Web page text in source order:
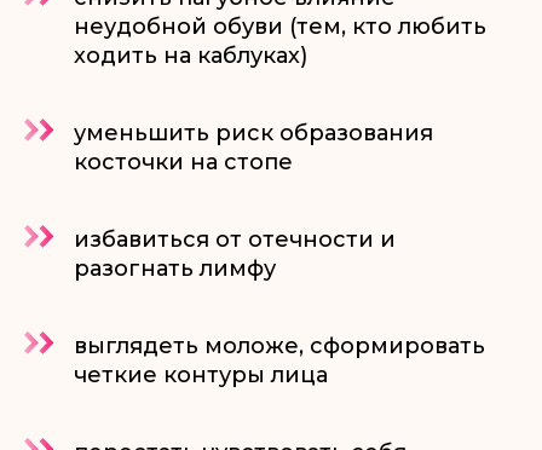
неудобной обуви (тем, кто любить
ходить на каблуках)
уменьшить риск образования
косточки на стопе
избавиться от отечности и
разогнать лимфу
выглядеть моложе, сформировать
четкие контуры лица